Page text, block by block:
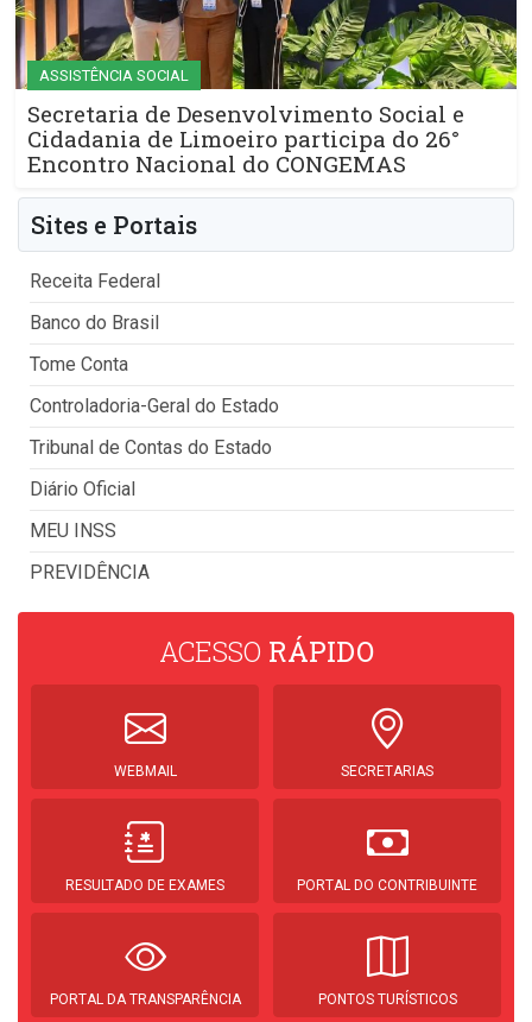
ASSISTÊNCIA SOCIAL
Secretaria de Desenvolvimento Social e
Cidadania de Limoeiro participa do 26°
Encontro Nacional do CONGEMAS
Sites e Portais
Receita Federal
Banco do Brasil
Tome Conta
Controladoria-Geral do Estado
Tribunal de Contas do Estado
Diário Oficial
MEU INSS
PREVIDÊNCIA
ACESSO RÁPIDO
WEBMAIL SECRETARIAS
RESULTADO DE EXAMES PORTAL DO CONTRIBUINTE
PORTAL DA TRANSPARÊNCIA PONTOS TURÍSTICOS